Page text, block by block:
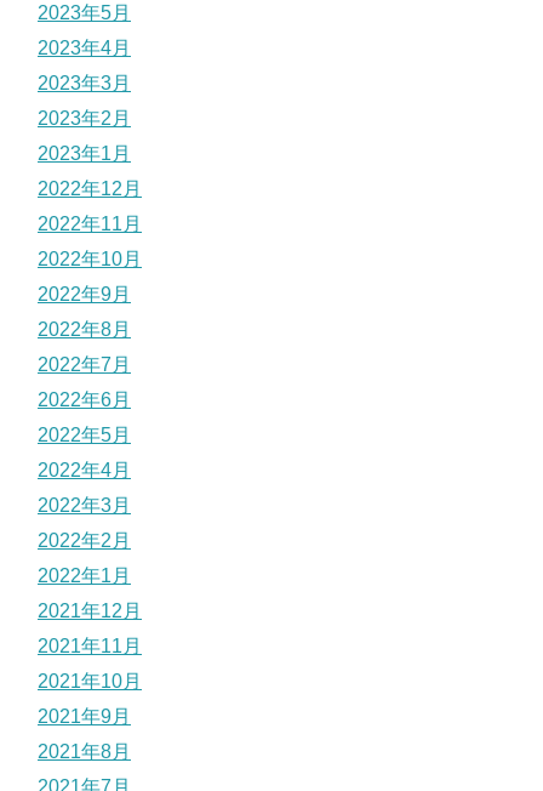
2023年5月
2023年4月
2023年3月
2023年2月
2023年1月
2022年12月
2022年11月
2022年10月
2022年9月
2022年8月
2022年7月
2022年6月
2022年5月
2022年4月
2022年3月
2022年2月
2022年1月
2021年12月
2021年11月
2021年10月
2021年9月
2021年8月
2021年7月